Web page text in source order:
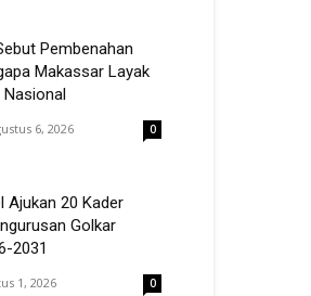
Pembenahan
Makassar Layak
6, 2026 0
Ajukan 20 Kader
Golkar
2031
1, 2026 0